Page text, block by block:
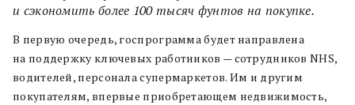
и сэкономить более 100 тысяч фунтов на покупке.
В первую очередь, госпрограмма будет направлена
на поддержку ключевых работников — сотрудников NHS,
водителей, персонала супермаркетов. Им и другим
покупателям, впервые приобретающем недвижимость,